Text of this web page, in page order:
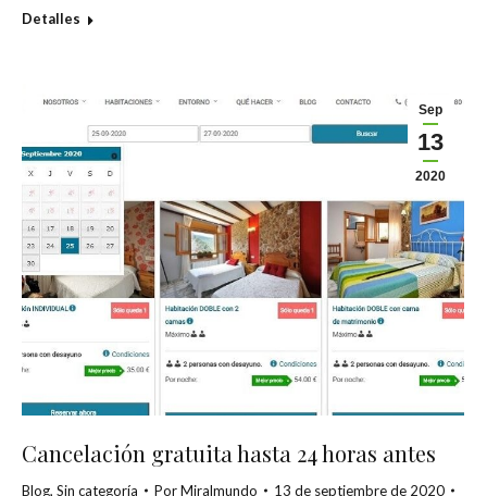
Detalles
Sep
13
2020
Cancelación gratuita hasta 24 horas antes
Blog, Sin categoría PorMiralmundo
13 de septiembre de 2020